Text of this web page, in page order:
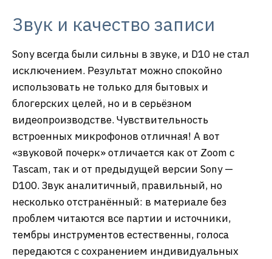
Звук и качество записи
Sony всегда были сильны в звуке, и D10 не стал
исключением. Результат можно спокойно
использовать не только для бытовых и
блогерских целей, но и в серьёзном
видеопроизводстве. Чувствительность
встроенных микрофонов отличная! А вот
«звуковой почерк» отличается как от Zoom с
Tascam, так и от предыдущей версии Sony —
D100. Звук аналитичный, правильный, но
несколько отстранённый: в материале без
проблем читаются все партии и источники,
тембры инструментов естественны, голоса
передаются с сохранением индивидуальных